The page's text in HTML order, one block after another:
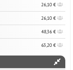
26,10 €
26,10 €
48,36 €
63,20 €